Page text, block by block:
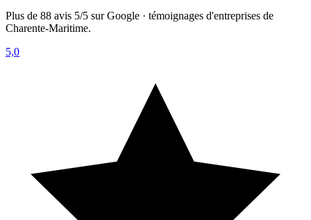
Plus de 88 avis 5/5 sur Google · témoignages d'entreprises de
Charente-Maritime.
5,0